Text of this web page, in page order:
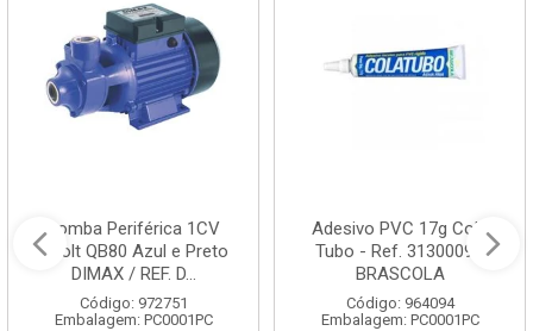
Bomba Periférica 1CV
Bivolt QB80 Azul e Preto
DIMAX / REF. D...
Código: 972751
Embalagem: PC0001PC
Adesivo PVC 17g Cola
Tubo - Ref. 3130009 -
BRASCOLA
Código: 964094
Embalagem: PC0001PC